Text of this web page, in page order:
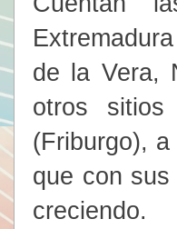
de la Vera,
otros
(Friburgo),
que con
creciendo.